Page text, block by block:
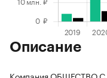
Описание